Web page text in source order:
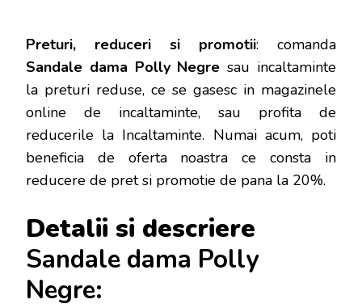
Preturi, reduceri si promotii: comanda
Sandale dama Polly Negre sau incaltaminte
la preturi reduse, ce se gasesc in magazinele
online de incaltaminte, sau profita de
reducerile la Incaltaminte. Numai acum, poti
beneficia de oferta noastra ce consta in
reducere de pret si promotie de pana la 20%.
Detalii si descriere
Sandale dama Polly
Negre: